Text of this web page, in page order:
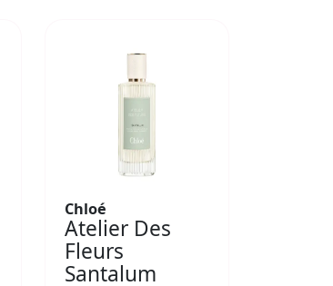
Chloé
Atelier Des
Fleurs
Santalum